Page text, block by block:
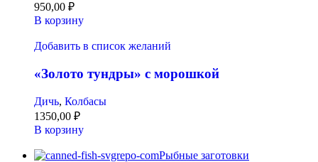
950,00 ₽
В корзину
Добавить в список желаний
«Золото тундры» с морошкой
Дичь, Колбасы
1350,00 ₽
В корзину
Рыбные заготовки